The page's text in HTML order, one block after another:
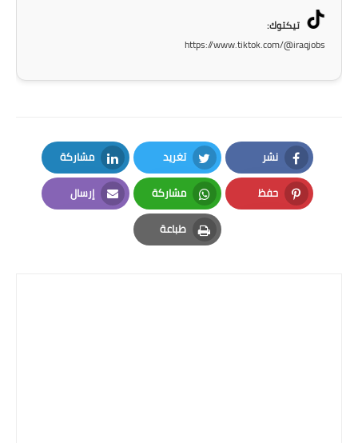
تيكتوك:
https://www.tiktok.com/@iraqjobs
نشر
Facebook
تغريد
Twitter
مشاركة
LinkedIn
حفظ
Pinterest
مشاركة
Whatsapp
إرسال
Email
طباعة
Print